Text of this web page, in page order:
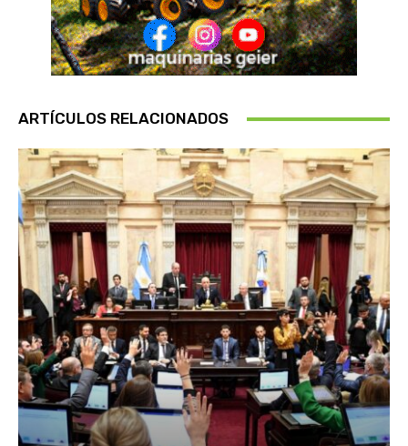
ARTÍCULOS RELACIONADOS